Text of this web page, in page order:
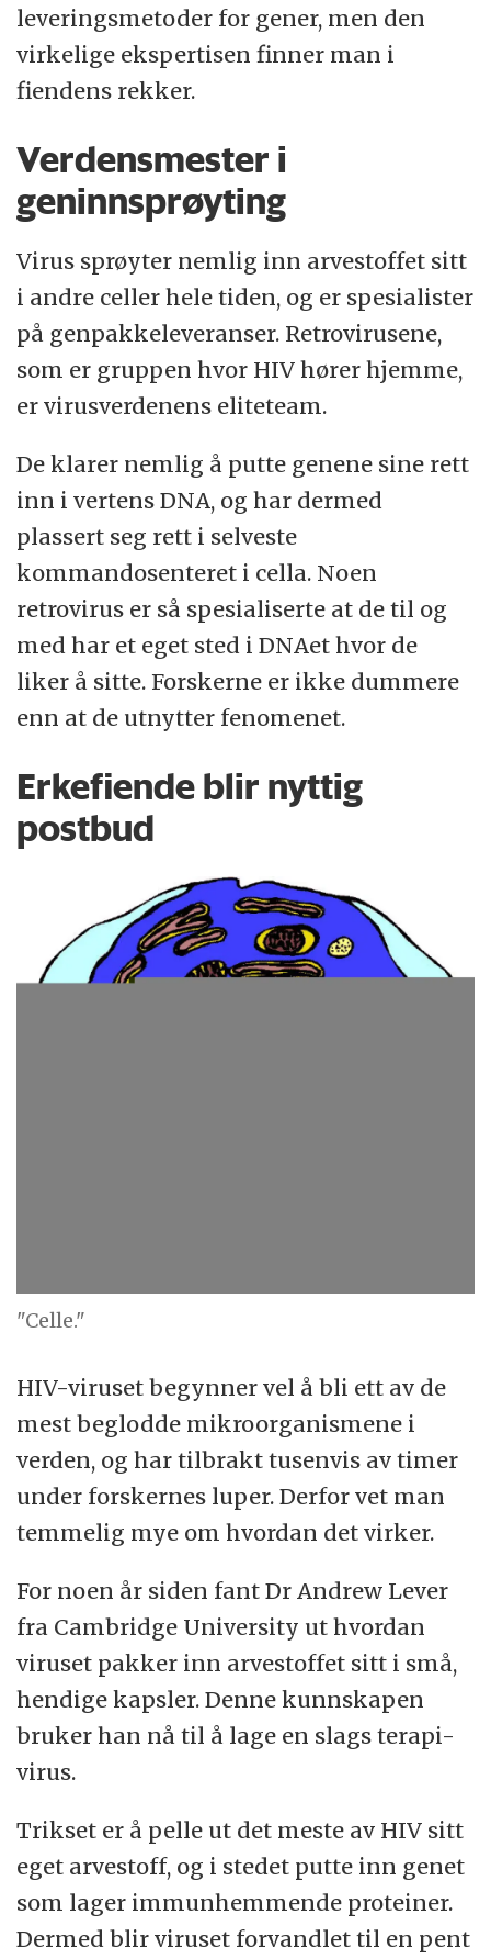
leveringsmetoder for gener, men den
virkelige ekspertisen finner man i
fiendens rekker.
Verdensmester i
geninnsprøyting
Virus sprøyter nemlig inn arvestoffet sitt
i andre celler hele tiden, og er spesialister
på genpakkeleveranser. Retrovirusene,
som er gruppen hvor HIV hører hjemme,
er virusverdenens eliteteam.
De klarer nemlig å putte genene sine rett
inn i vertens DNA, og har dermed
plassert seg rett i selveste
kommandosenteret i cella. Noen
retrovirus er så spesialiserte at de til og
med har et eget sted i DNAet hvor de
liker å sitte. Forskerne er ikke dummere
enn at de utnytter fenomenet.
Erkefiende blir nyttig
postbud
"Celle."
HIV-viruset begynner vel å bli ett av de
mest beglodde mikroorganismene i
verden, og har tilbrakt tusenvis av timer
under forskernes luper. Derfor vet man
temmelig mye om hvordan det virker.
For noen år siden fant Dr Andrew Lever
fra Cambridge University ut hvordan
viruset pakker inn arvestoffet sitt i små,
hendige kapsler. Denne kunnskapen
bruker han nå til å lage en slags terapi-
virus.
Trikset er å pelle ut det meste av HIV sitt
eget arvestoff, og i stedet putte inn genet
som lager immunhemmende proteiner.
Dermed blir viruset forvandlet til en pent